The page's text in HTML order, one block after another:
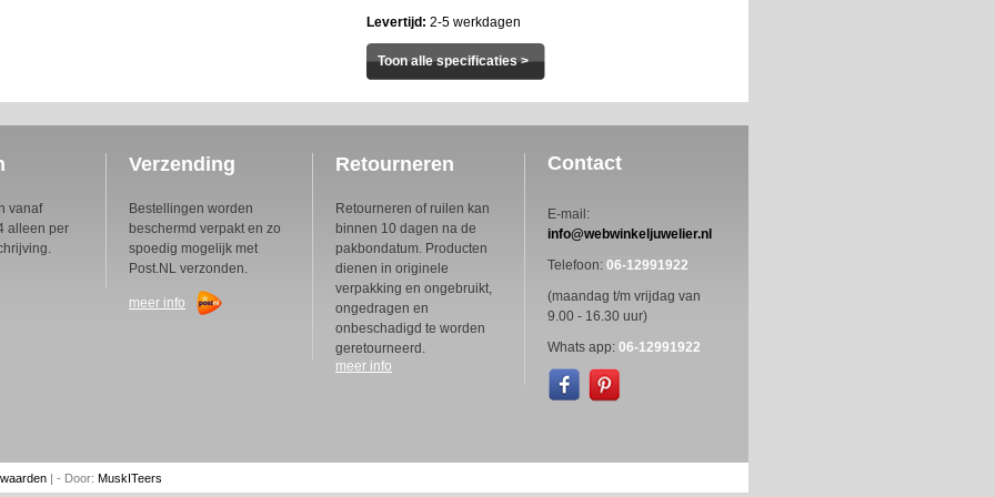
Levertijd: 2-5 werkdagen
Toon alle specificaties >
vanaf
alleen per
Verzending
Bestellingen worden
beschermd verpakt en zo
spoedig mogelijk met
Post.NL verzonden.
meer info
Retourneren
Retourneren of ruilen kan
binnen 10 dagen na de
pakbondatum. Producten
dienen in originele
verpakking en ongebruikt,
ongedragen en
onbeschadigd te worden
geretourneerd.
meer info
Contact
E-mail:
info@webwinkeljuwelier.nl
Telefoon: 06-12991922
(maandag t/m vrijdag van
9.00 - 16.30 uur)
Whats app: 06-12991922
| - Door: MuskITeers